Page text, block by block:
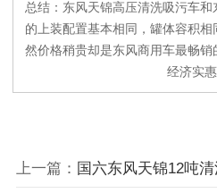
总结：东风天锦高压清洗吸污车
的上装配置基本相同，罐体容积
然价格稍贵却是东风商用车最畅
经济实惠
上一篇： 国六东风天锦12吨